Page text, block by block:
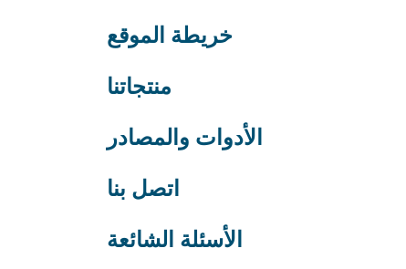
خريطة الموقع
منتجاتنا
الأدوات والمصادر
اتصل بنا
الأسئلة الشائعة